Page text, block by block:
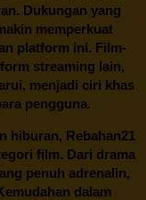
Dukungan yang
memperkuat
platform ini. Film-
streaming lain,
menjadi ciri khas
pengguna.
hiburan, Rebahan21
film. Dari drama
penuh adrenalin,
dalam